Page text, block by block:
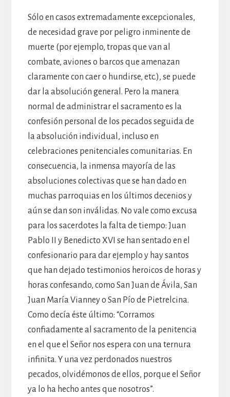
Sólo en casos extremadamente excepcionales,
de necesidad grave por peligro inminente de
muerte (por ejemplo, tropas que van al
combate, aviones o barcos que amenazan
claramente con caer o hundirse, etc.), se puede
dar la absolución general. Pero la manera
normal de administrar el sacramento es la
confesión personal de los pecados seguida de
la absolución individual, incluso en
celebraciones penitenciales comunitarias. En
consecuencia, la inmensa mayoría de las
absoluciones colectivas que se han dado en
muchas parroquias en los últimos decenios y
aún se dan son inválidas. No vale como excusa
para los sacerdotes la falta de tiempo: Juan
Pablo II y Benedicto XVI se han sentado en el
confesionario para dar ejemplo y hay santos
que han dejado testimonios heroicos de horas y
horas confesando, como San Juan de Ávila, San
Juan María Vianney o San Pío de Pietrelcina.
Como decía éste último: “Corramos
confiadamente al sacramento de la penitencia
en el que el Señor nos espera con una ternura
infinita. Y una vez perdonados nuestros
pecados, olvidémonos de ellos, porque el Señor
ya lo ha hecho antes que nosotros”.